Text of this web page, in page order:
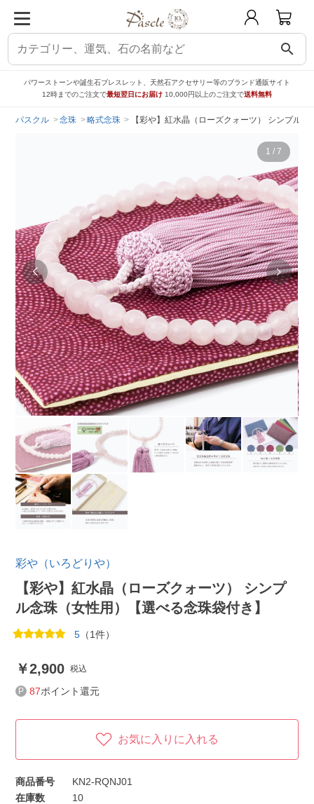
search
パワーストーンや誕生石ブレスレット、天然石アクセサリー等のブランド通販サイト
12時までのご注文で最短翌日にお届け 10,000円以上のご注文で送料無料
パスクル 念珠 略式念珠 【彩や】紅水晶（ローズクォーツ） シンプル
1 / 7
彩や（いろどりや）
【彩や】紅水晶（ローズクォーツ） シンプ
ル念珠（女性用）【選べる念珠袋付き】
5 （1件）
2,900 税込
87ポイント還元
お気に入りに入れる
商品番号
KN2-RQNJ01
在庫数
10